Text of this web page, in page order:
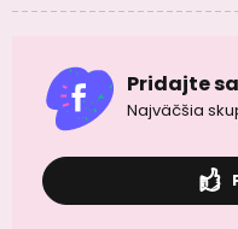
Pridajte
Najväčšia